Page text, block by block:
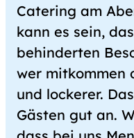
Catering am
kann es sein,
behinderten
wer mitkommen
und lockerer.
Gästen gut an.